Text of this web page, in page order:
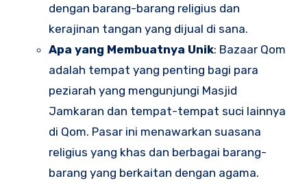
dengan barang-barang religius dan
kerajinan tangan yang dijual di sana.
Apa yang Membuatnya Unik: Bazaar Qom
adalah tempat yang penting bagi para
peziarah yang mengunjungi Masjid
Jamkaran dan tempat-tempat suci lainnya
di Qom. Pasar ini menawarkan suasana
religius yang khas dan berbagai barang-
barang yang berkaitan dengan agama.